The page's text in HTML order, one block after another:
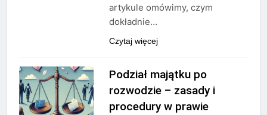
artykule omówimy, czym
dokładnie…
Czytaj więcej
Podział majątku po
rozwodzie – zasady i
procedury w prawie